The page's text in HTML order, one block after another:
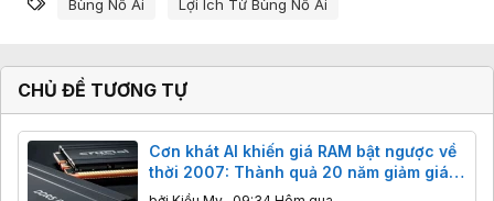
c
:
Bùng Nổ Ai Lợi Ích Từ Bùng Nổ Ai
CHỦ ĐỀ TƯƠNG TỰ
Cơn khát AI khiến giá RAM bật ngược về
thời 2007: Thành quả 20 năm giảm giá
"bốc hơi" chỉ sau vài tháng